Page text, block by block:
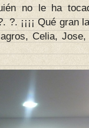
no le ha
?. ¡¡¡¡ Qué gran
Celia,